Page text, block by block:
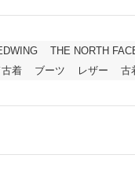
THE NORTH
着 ブーツ レザー 古